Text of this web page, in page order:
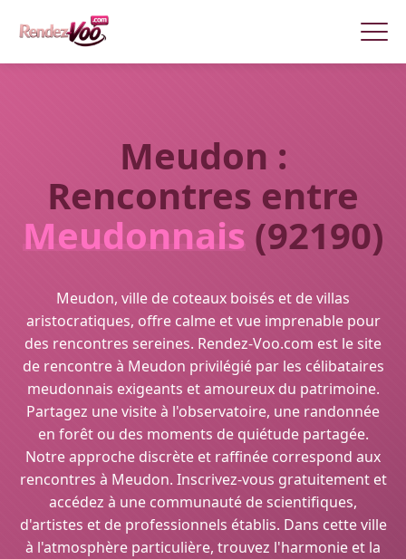
Meudon :
Rencontres entre
Meudonnais (92190)
Meudon, ville de coteaux boisés et de villas
aristocratiques, offre calme et vue imprenable pour
des rencontres sereines. Rendez-Voo.com est le site
de rencontre à Meudon privilégié par les célibataires
meudonnais exigeants et amoureux du patrimoine.
Partagez une visite à l'observatoire, une randonnée
en forêt ou des moments de quiétude partagée.
Notre approche discrète et raffinée correspond aux
rencontres à Meudon. Inscrivez-vous gratuitement et
accédez à une communauté de scientifiques,
d'artistes et de professionnels établis. Dans cette ville
à l'atmosphère particulière, trouvez l'harmonie et la